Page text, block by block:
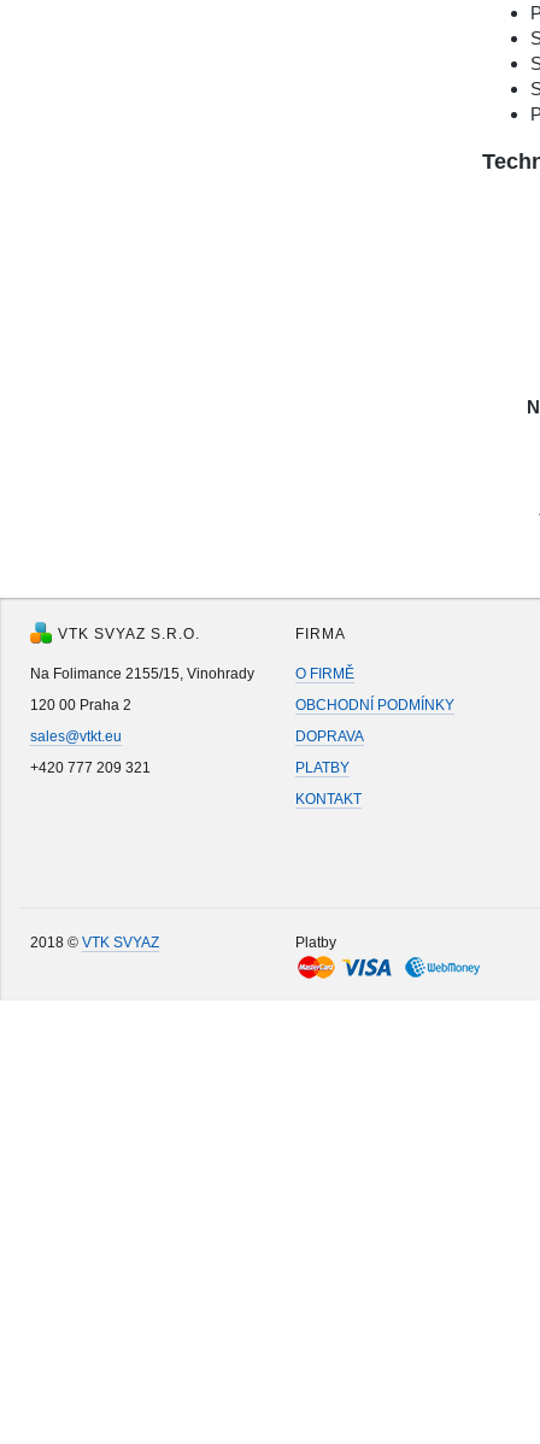
VTK SVYAZ S.R.O.
Na Folimance 2155/15, Vinohrady
120 00 Praha 2
sales@vtkt.eu
+420 777 209 321
FIRMA
O FIRMĚ
OBCHODNÍ PODMÍNKY
DOPRAVA
PLATBY
KONTAKT
2018 © VTK SVYAZ Platby